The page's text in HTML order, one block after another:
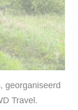
georganiseerd
Travel.